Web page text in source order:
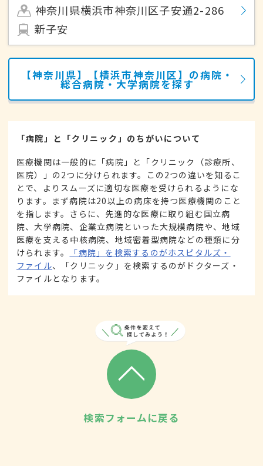
神奈川県横浜市神奈川区子安通2-286
新子安
【神奈川県】【横浜市神奈川区】の病院・
総合病院・大学病院を探す
「病院」と「クリニック」のちがいについて
医療機関は一般的に「病院」と「クリニック（診療所、
医院）」の2つに分けられます。この2つの違いを知るこ
とで、よりスムーズに適切な医療を受けられるようにな
ります。まず病院は20以上の病床を持つ医療機関のこと
を指します。さらに、先進的な医療に取り組む国立病
院、大学病院、企業立病院といった大規模病院や、地域
医療を支える中核病院、地域密着型病院などの種類に分
けられます。
「病院」を検索するのがホスピタルズ・
ファイル、「クリニック」を検索するのがドクターズ・
ファイルとなります。
検索フォームに戻る